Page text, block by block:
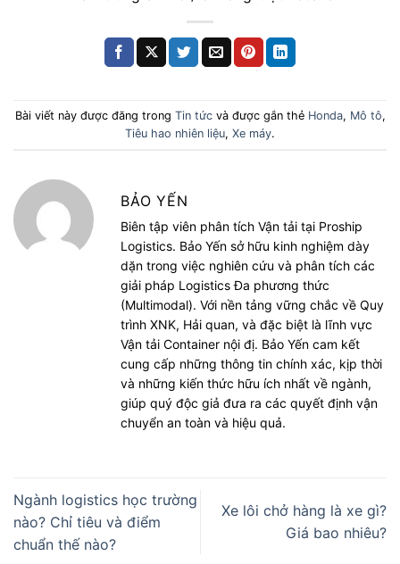
Bài viết này được đăng trong Tin tứcvà được gắn thẻ Honda, Mô tô,
Tiêu hao nhiên liệu, Xe máy.
BẢO YẾN
Biên tập viên phân tích Vận tải tại Proship
Logistics. Bảo Yến sở hữu kinh nghiệm dày
dặn trong việc nghiên cứu và phân tích các
giải pháp Logistics Đa phương thức
(Multimodal). Với nền tảng vững chắc về Quy
trình XNK, Hải quan, và đặc biệt là lĩnh vực
Vận tải Container nội đị. Bảo Yến cam kết
cung cấp những thông tin chính xác, kịp thời
và những kiến thức hữu ích nhất về ngành,
giúp quý độc giả đưa ra các quyết định vận
chuyển an toàn và hiệu quả.
Ngành logistics học trường
nào? Chỉ tiêu và điểm
chuẩn thế nào?
Xe lôi chở hàng là xe gì?
Giá bao nhiêu?